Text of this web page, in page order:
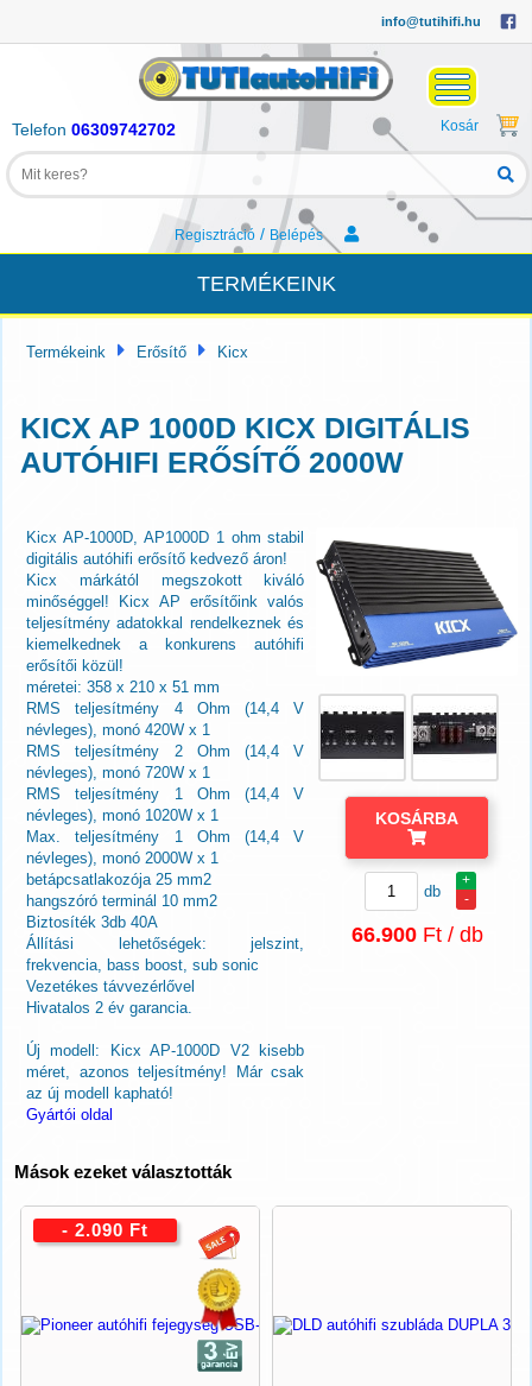
info@tutihifi.hu
Telefon 06309742702 Kosár
Regisztráció/ Belépés
TERMÉKEINK
Termékeink Erősítő Kicx
KICX AP 1000D KICX DIGITÁLIS
AUTÓHIFI ERŐSÍTŐ 2000W
Kicx AP-1000D, AP1000D 1 ohm stabil
digitális autóhifi erősítő kedvező áron!
Kicx márkától megszokott kiváló
minőséggel! Kicx AP erősítőink valós
teljesítmény adatokkal rendelkeznek és
kiemelkednek a konkurens autóhifi
erősítői közül!
méretei: 358 x 210 x 51 mm
RMS teljesítmény 4 Ohm (14,4 V
névleges), monó 420W x 1
RMS teljesítmény 2 Ohm (14,4 V
névleges), monó 720W x 1
RMS teljesítmény 1 Ohm (14,4 V
névleges), monó 1020W x 1
Max. teljesítmény 1 Ohm (14,4 V
névleges), monó 2000W x 1
betápcsatlakozója 25 mm2
hangszóró terminál 10 mm2
Biztosíték 3db 40A
Állítási lehetőségek: jelszint,
frekvencia, bass boost, sub sonic
Vezetékes távvezérlővel
Hivatalos 2 év garancia.
Új modell: Kicx AP-1000D V2 kisebb
méret, azonos teljesítmény! Már csak
az új modell kapható!
Gyártói oldal
KOSÁRBA
+
-
db
66.900Ft / db
Mások ezeket választották
- 2.090 Ft